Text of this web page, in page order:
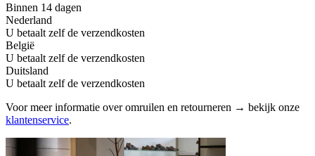
Binnen 14 dagen
Nederland
U betaalt zelf de verzendkosten
België
U betaalt zelf de verzendkosten
Duitsland
U betaalt zelf de verzendkosten
Voor meer informatie over omruilen en retourneren → bekijk onze
klantenservice.